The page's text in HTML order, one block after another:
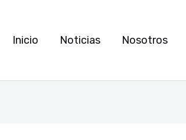
Inicio Noticias Nosotros